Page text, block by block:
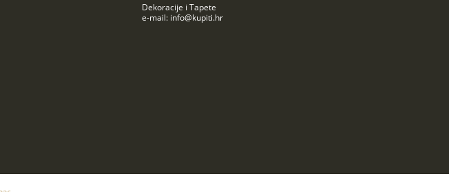
Dekoracije i Tapete
e-mail: info@kupiti.hr